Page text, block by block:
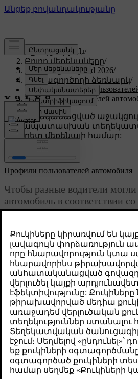
Աջակցություն/
Բոլոր մեքենաները/
XC60 Plug-in Hybrid 2026/
Օգտագործողի ձեռնարկ/
Учетные записи
Профили пользователей
Անհատականացված
համապատասխան
կոնկրետ մեքենայի համար:
Թարմացված 04.04.2025
Профили пользователей автомобиля
Чтобы разные водители могли
автомобиль в соответствии
предпочтениями, можно
Чтобы получить доступ ко всем
необходимо настроить профиль
добавлять профили пользователей
Наличие индивидуальных профилей
каждому водителю сохранять
регулировки, которые
выборе их профилей.
Тип
профиля
Кто
Владелец
Постоянный профиль
автомобиля.
Гость
Гостевой профиль